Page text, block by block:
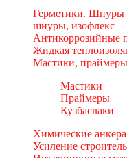
Герметики. Шнуры
шнуры, изофлекс
Антикоррозийные
Жидкая
Мастики, праймеры
Мастики
Праймеры
Кузбаслаки
Химические анкера
Усиление